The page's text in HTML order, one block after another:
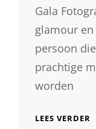
Gala
glamour
persoon
prachtige
worden
LEES VERDER